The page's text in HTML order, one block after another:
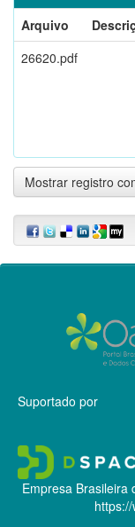
Arquivo
26620.pdf
Mostrar registro
Suportado por
Empresa Brasileira